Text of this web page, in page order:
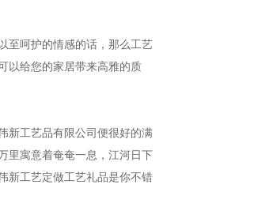
至呵护的情感的话，那么工艺
以给您的家居带来高雅的质
新工艺品有限公司便很好的满
里寓意着奄奄一息，江河日下
新工艺定做工艺礼品是你不错